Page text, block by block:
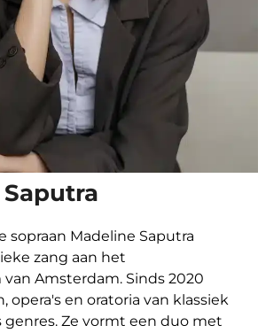
sopraan Madeline Saputra
zang aan het
Amsterdam. Sinds 2020
opera's en oratoria van klassiek
Ze vormt een duo met